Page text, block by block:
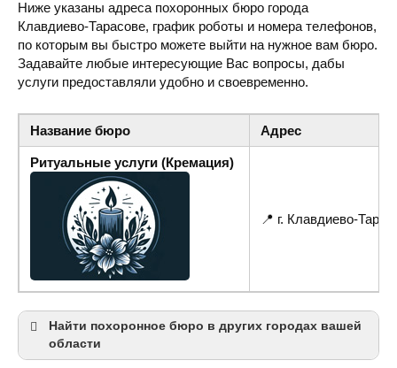
Ниже указаны адреса похоронных бюро города
Клавдиево-Тарасове, график роботы и номера телефонов,
по которым вы быстро можете выйти на нужное вам бюро.
Задавайте любые интересующие Вас вопросы, дабы
услуги предоставляли удобно и своевременно.
Название бюро Адрес
Ритуальные услуги (Кремация)
📍 г. Клавдиево-
Найти похоронное бюро в других городах вашей
области